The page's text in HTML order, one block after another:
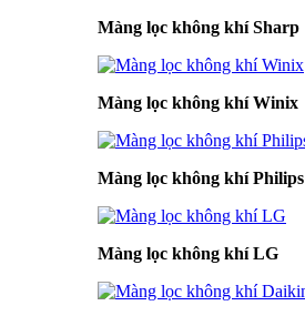
Màng lọc không khí Sharp
Màng lọc không khí Winix
Màng lọc không khí Philips
Màng lọc không khí LG